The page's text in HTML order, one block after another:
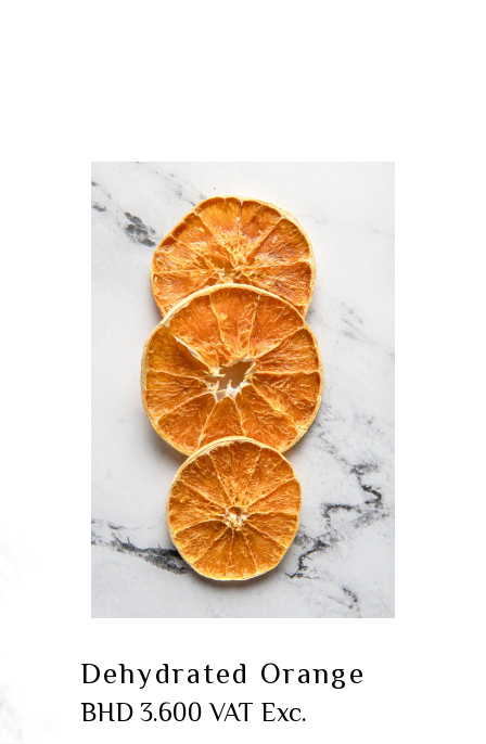
Dehydrated Orange
BHD3.600VAT Exc.